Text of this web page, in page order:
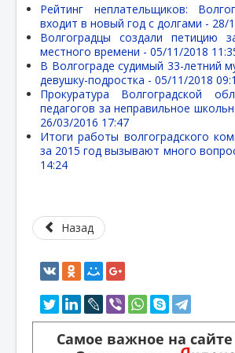
Рейтинг неплательщиков:
входит в новый год с долгами - 28/
Волгоградцы создали петицию
местного времени - 05/11/2018
В Волгограде судимый 33-летний
девушку-подростка - 05/11/2018
Прокуратура Волгоградской
педагогов за неправильное
26/03/2016 17:47
Итоги работы волгоградского
за 2015 год вызывают много
14:24
Назад
Самое важное на